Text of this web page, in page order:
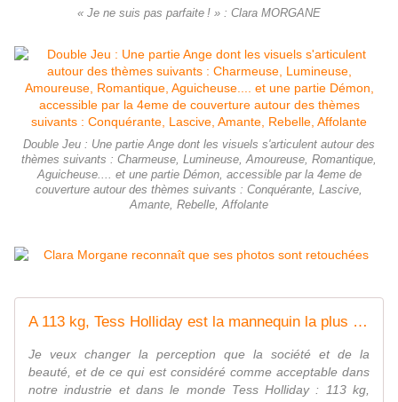
« Je ne suis pas parfaite ! » : Clara MORGANE
Double Jeu : Une partie Ange dont les visuels s'articulent autour des
thèmes suivants : Charmeuse, Lumineuse, Amoureuse, Romantique,
Aguicheuse.... et une partie Démon, accessible par la 4eme de
couverture autour des thèmes suivants : Conquérante, Lascive,
Amante, Rebelle, Affolante
A 113 kg, Tess Holliday est la mannequin la plus oversize ! Premier shooting ! - OOKAWA Corp.
Je veux changer la perception que la société et de la
beauté, et de ce qui est considéré comme acceptable dans
notre industrie et dans le monde Tess Holliday : 113 kg,